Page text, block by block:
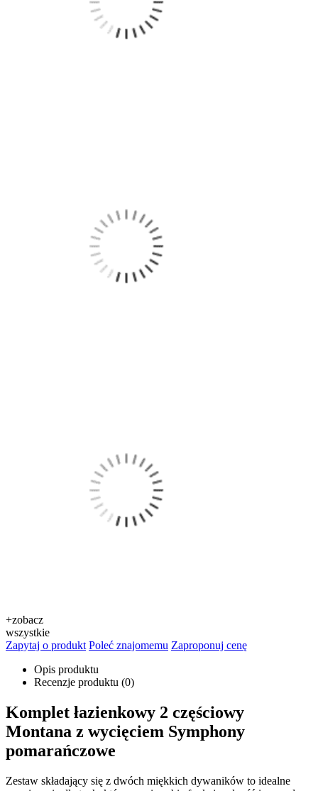
+zobacz
wszystkie
Zapytaj o produkt Poleć znajomemu Zaproponuj cenę
Opis produktu
Recenzje produktu (0)
Komplet łazienkowy 2 częściowy
Montana z wycięciem Symphony
pomarańczowe
Zestaw składający się z dwóch miękkich dywaników to idealne